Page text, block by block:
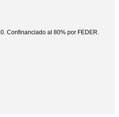
Confinanciado al 80% por FEDER.